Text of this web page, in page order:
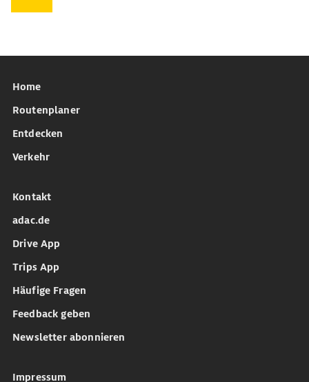
Home
Routenplaner
Entdecken
Verkehr
Kontakt
adac.de
Drive App
Trips App
Häufige Fragen
Feedback geben
Newsletter abonnieren
Impressum